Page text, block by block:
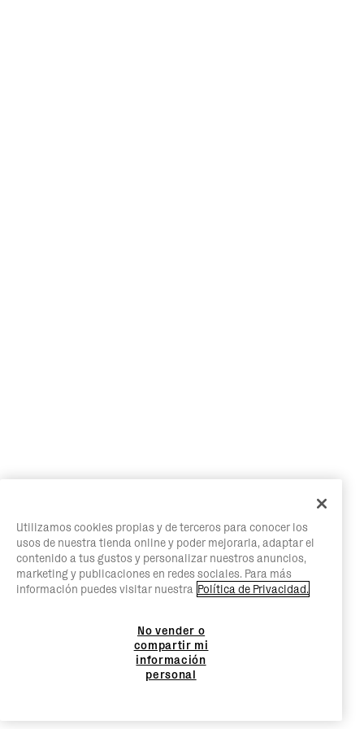
Utilizamos cookies propias y de terceros para conocer los
usos de nuestra tienda online y poder mejorarla, adaptar el
contenido a tus gustos y personalizar nuestros anuncios,
marketing y publicaciones en redes sociales. Para más
información puedes visitar nuestra Política de Privacidad.
No vender o
compartir mi
información
personal